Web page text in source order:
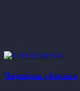
Чадварлаг үйлчлэгч